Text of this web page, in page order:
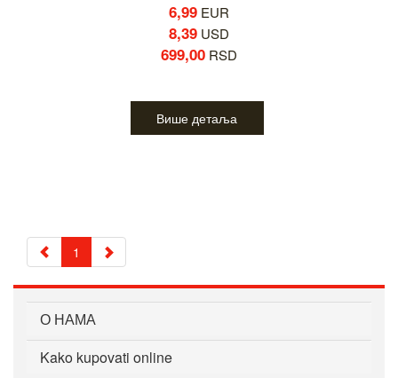
6,99 EUR
8,39 USD
699,00 RSD
Више детаља
1
О НАМА
Kako kupovati online